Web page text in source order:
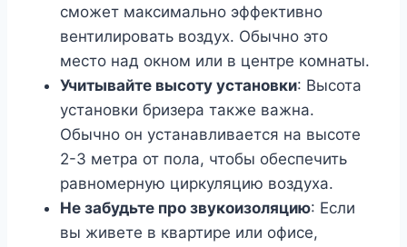
сможет максимально эффективно
вентилировать воздух. Обычно это
место над окном или в центре комнаты.
Учитывайте высоту установки: Высота
установки бризера также важна.
Обычно он устанавливается на высоте
2-3 метра от пола, чтобы обеспечить
равномерную циркуляцию воздуха.
Не забудьте про звукоизоляцию: Если
вы живете в квартире или офисе,